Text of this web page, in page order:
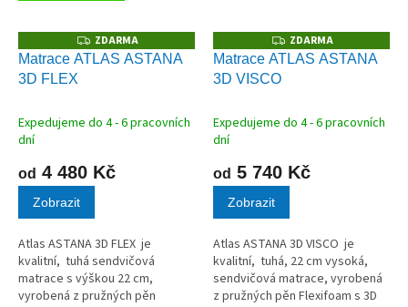
Z
D
A
ZDARMA
Matrace ATLAS ASTANA
3D FLEX
Expedujeme do 4 - 6 pracovních
dní
od 4 480 Kč
Zobrazit
Atlas ASTANA 3D FLEX je
kvalitní, tuhá sendvičová
matrace s výškou 22 cm,
vyrobená z pružných pěn
Z
D
A
ZDARMA
Matrace ATLAS ASTANA
3D VISCO
Expedujeme do 4 - 6 pracovních
dní
od 5 740 Kč
Zobrazit
Atlas ASTANA 3D VISCO je
kvalitní, tuhá, 22 cm vysoká,
sendvičová matrace, vyrobená
z pružných pěn Flexifoam s 3D